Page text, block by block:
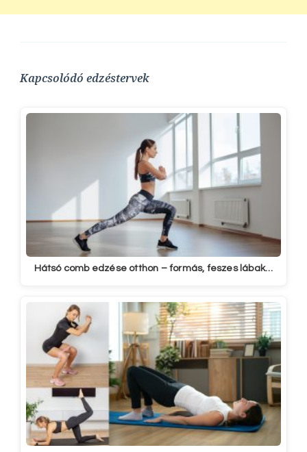
Kapcsolódó edzéstervek
Hátsó comb edzése otthon – formás, feszes lábak…